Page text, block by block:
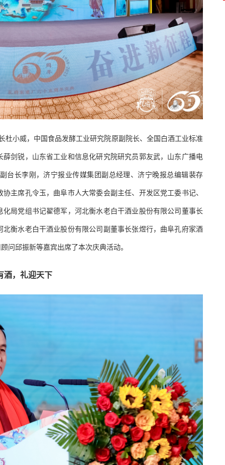
小威，中国食品发酵工业研究院原副院长、全国白酒工业标准
剑锐，山东省工业和信息化研究院研究员郭友武，山东广播电
台长李刚，济宁报业传媒集团副总经理、济宁晚报总编辑裴存
主席孔令玉，曲阜市人大常委会副主任、开发区党工委书记、
局党组书记翟德军，河北衡水老白干酒业股份有限公司董事长
衡水老白干酒业股份有限公司副董事长张煜行，曲阜孔府家酒
问邱振新等嘉宾出席了本次庆典活动。
酒，礼迎天下